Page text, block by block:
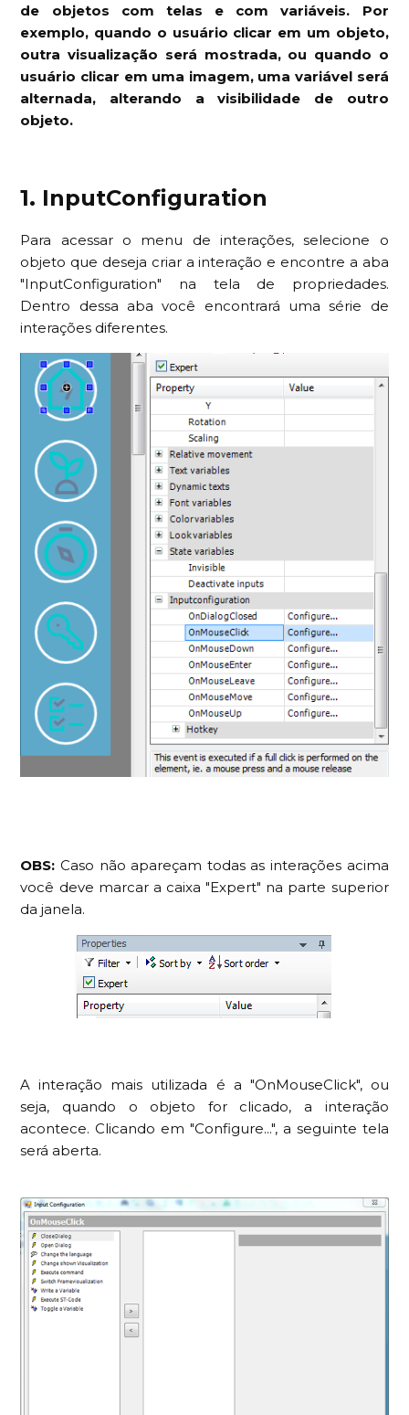
de objetos com telas e com variáveis. Por
exemplo, quando o usuário clicar em um objeto,
outra visualização será mostrada, ou quando o
usuário clicar em uma imagem, uma variável será
alternada, alterando a visibilidade de outro
objeto.
1. InputConfiguration
Para acessar o menu de interações, selecione o
objeto que deseja criar a interação e encontre a aba
"InputConfiguration" na tela de propriedades.
Dentro dessa aba você encontrará uma série de
interações diferentes.
OBS: Caso não apareçam todas as interações acima
você deve marcar a caixa "Expert" na parte superior
da janela.
A interação mais utilizada é a "OnMouseClick", ou
seja, quando o objeto for clicado, a interação
acontece. Clicando em "Configure...", a seguinte tela
será aberta.